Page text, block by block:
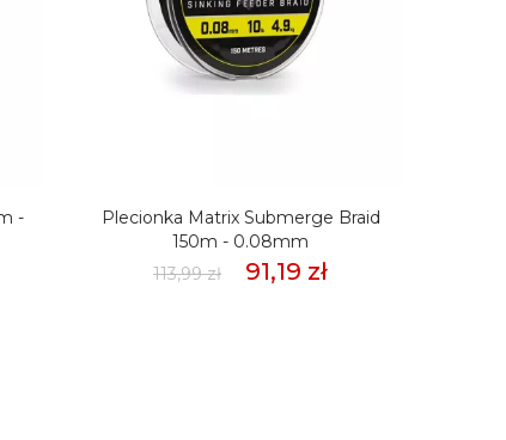
-
Plecionka Matrix Submerge Braid
150m - 0.08mm
113,99 zł
91,19 zł